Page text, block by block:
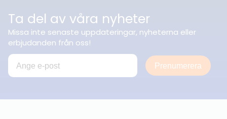
Ta del av våra nyheter
Missa inte senaste uppdateringar, nyheterna eller
erbjudanden från oss!
Prenumerera